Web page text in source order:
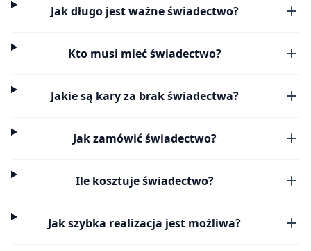
Jak długo jest ważne świadectwo?
Kto musi mieć świadectwo?
Jakie są kary za brak świadectwa?
Jak zamówić świadectwo?
Ile kosztuje świadectwo?
Jak szybka realizacja jest możliwa?